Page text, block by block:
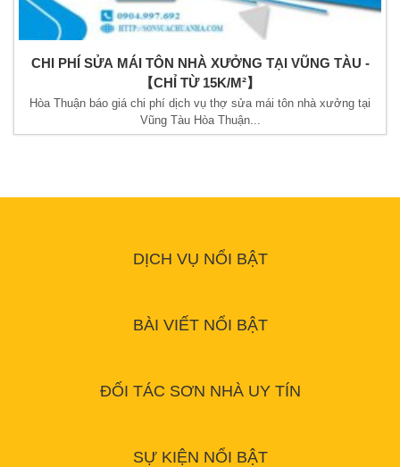
CHI PHÍ SỬA MÁI TÔN NHÀ XƯỞNG TẠI VŨNG TÀU -
【CHỈ TỪ 15K/M²】
Hòa Thuận báo giá chi phí dịch vụ thợ sửa mái tôn nhà xưởng tại
Vũng Tàu Hòa Thuận...
DỊCH VỤ NỔI BẬT
BÀI VIẾT NỔI BẬT
ĐỐI TÁC SƠN NHÀ UY TÍN
SỰ KIỆN NỔI BẬT